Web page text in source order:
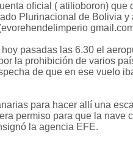
oficial ( atilioboron) que
Plurinacional de Bolivia y
pasadas las 6.30 el
la prohibición de varios
de que en ese vuelo
para hacer allí una
permiso para que la nave
la agencia EFE.